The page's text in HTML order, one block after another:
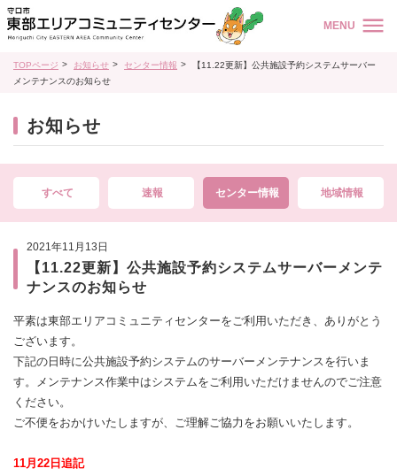
MENU
TOPページ お知らせ センター情報
【11.22更新】公共施設予約システムサーバー
メンテナンスのお知らせ
お知らせ
すべて 速報 センター情報 地域情報
2021年11月13日
【11.22更新】公共施設予約システムサーバーメンテ
ナンスのお知らせ
平素は東部エリアコミュニティセンターをご利用いただき、ありがとう
ございます。
下記の日時に公共施設予約システムのサーバーメンテナンスを行いま
す。メンテナンス作業中はシステムをご利用いただけませんのでご注意
ください。
ご不便をおかけいたしますが、ご理解ご協力をお願いいたします。
11月22日追記